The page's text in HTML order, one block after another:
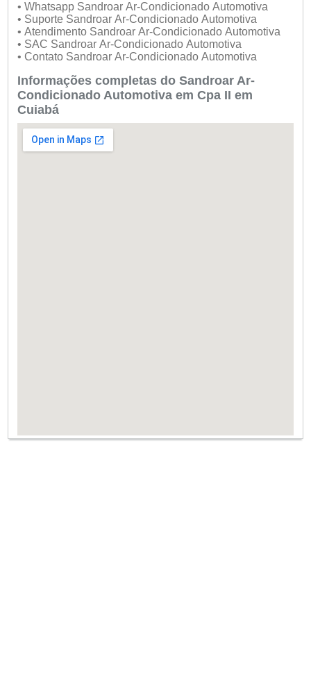
• Whatsapp Sandroar Ar-Condicionado Automotiva
• Suporte Sandroar Ar-Condicionado Automotiva
• Atendimento Sandroar Ar-Condicionado Automotiva
• SAC Sandroar Ar-Condicionado Automotiva
• Contato Sandroar Ar-Condicionado Automotiva
Informações completas do Sandroar Ar-
Condicionado Automotiva em Cpa II em
Cuiabá